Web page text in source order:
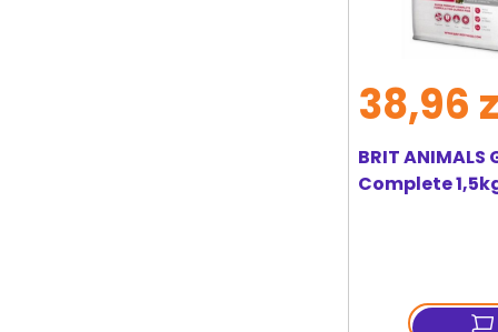
BRIT
Complete
38,96